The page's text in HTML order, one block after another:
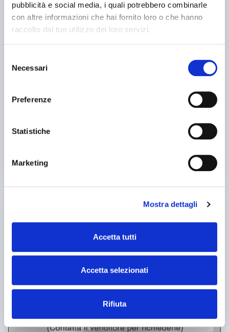
pubblicità e social media, i quali potrebbero combinarle
con altre informazioni che hai fornito loro o che hanno
raccolto dal tuo utilizzo dei loro servizi.
delNecessari
Preferenze
Statistiche
Marketing
Mostra dettagli
Accetta tutti
Accetta selezionati
Rifiuta
BROSI k50
prezzo su richiesta